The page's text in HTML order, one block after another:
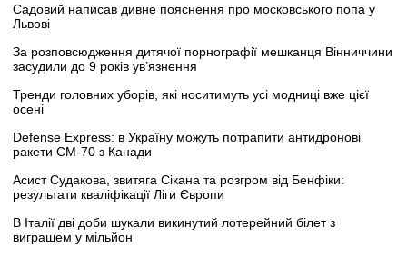
Садовий написав дивне пояснення про московського попа у
Львові
За розповсюдження дитячої порнографії мешканця Вінниччини
засудили до 9 років ув’язнення
Тренди головних уборів, які носитимуть усі модниці вже цієї
осені
Defense Express: в Україну можуть потрапити антидронові
ракети CM-70 з Канади
Асист Судакова, звитяга Сікана та розгром від Бенфіки:
результати кваліфікації Ліги Європи
В Італії дві доби шукали викинутий лотерейний білет з
виграшем у мільйон